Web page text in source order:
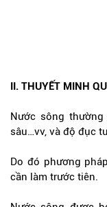
II. THUYẾT MINH
Nước sông
sâu…vv, và độ đục
Do đó phương
cần làm trước tiên.